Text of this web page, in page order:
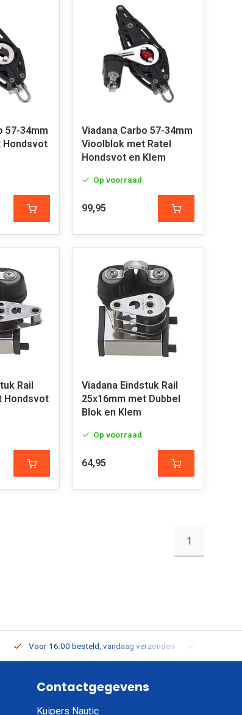
57-34mm
Hondsvot
Viadana Carbo 57-34mm
Vioolblok met Ratel
Hondsvot en Klem
Op voorraad
99,95
Rail
Hondsvot
Viadana Eindstuk Rail
25x16mm met Dubbel
Blok en Klem
Op voorraad
64,95
1
Voor 16:00 besteld, vandaag verzonden
Contactgegevens
Kuipers Nautic